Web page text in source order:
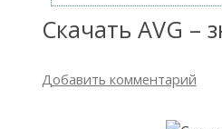
Скачать AVG –
Добавить комментарий